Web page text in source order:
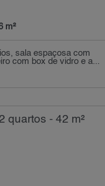
m²
sala espaçosa com
com box de vidro e a...
quartos - 42 m²